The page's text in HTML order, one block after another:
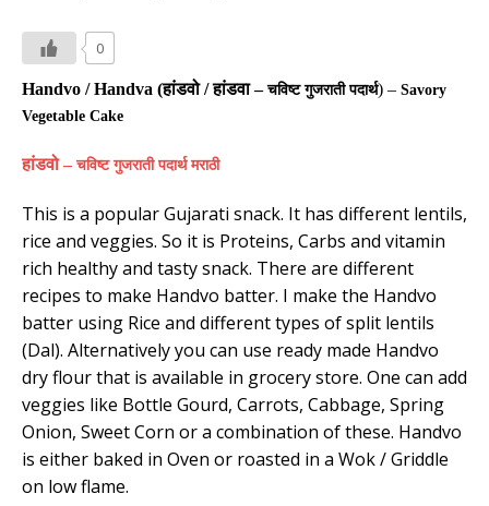
0
Handvo / Handva (हांडवो /हांडवा–चविष्ट गुजराती पदार्थ) – Savory
Vegetable Cake
हांडवो –चविष्ट गुजराती पदार्थ मराठी
This is a popular Gujarati snack. It has different lentils,
rice and veggies. So it is Proteins, Carbs and vitamin
rich healthy and tasty snack. There are different
recipes to make Handvo batter. I make the Handvo
batter using Rice and different types of split lentils
(Dal). Alternatively you can use ready made Handvo
dry flour that is available in grocery store. One can add
veggies like Bottle Gourd, Carrots, Cabbage, Spring
Onion, Sweet Corn ora combination of these. Handvo
is either baked in Oven or roasted in a Wok / Griddle
on low flame.